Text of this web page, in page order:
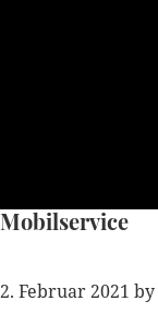
Mobilservice
2. Februar 2021 by